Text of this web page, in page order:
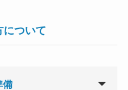
について
備